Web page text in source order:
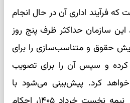
فرآیند اداری آن در حال انجام
سازمان حداکثر ظرف پنج روز
حقوق و متناسب‌سازی را برای
کرده و سپس آن را برای تصویب
کرد. پیش‌بینی می‌شود با